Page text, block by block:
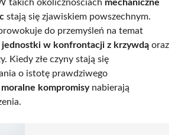
takich okolicznościach mechaniczne
stają się zjawiskiem powszechnym.
do przemyśleń na temat
w konfrontacji z krzywdą oraz
Kiedy złe czyny stają się
o istotę prawdziwego
kompromisynabierają